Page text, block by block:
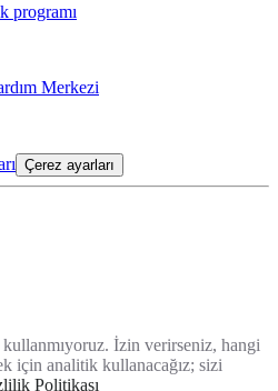
programı
Merkezi
Çerez ayarları
kullanmıyoruz. İzin verirseniz, hangi
için analitik kullanacağız; sizi
Politikası